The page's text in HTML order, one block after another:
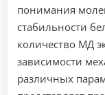
понимания
стабильности
количество МД
зависимости
различных